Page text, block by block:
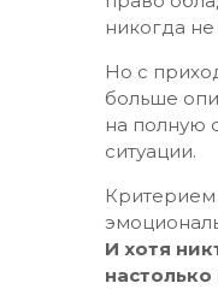
никогда
Но с
больше
на полную
ситуации.
И хотя